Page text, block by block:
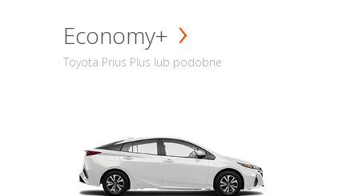
Economy+
Toyota Prius Plus lub podobne